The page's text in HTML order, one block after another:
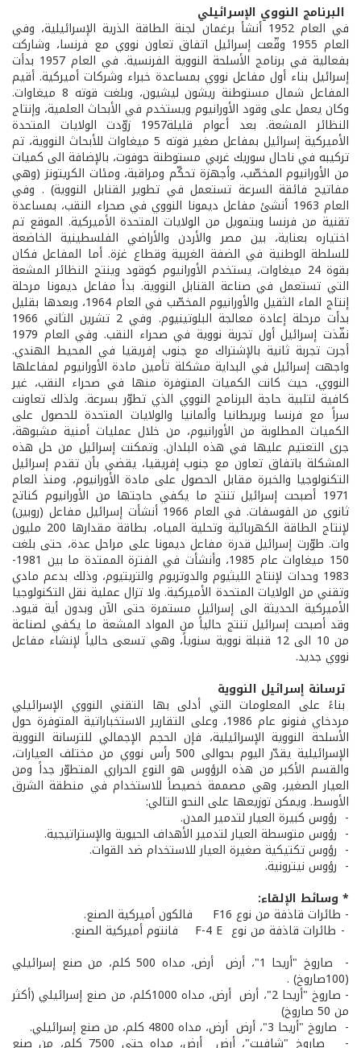
البرنامج النووي الإسرائيلي
في العام 1952 أنشأ برغمان لجنة الطاقة الذرية الإسرائيلية، وفي
العام 1955 وقّعت إسرائيل اتفاق تعاون نووي مع فرنسا، وشاركت
بفعالية في برنامج الأسلحة النووية الفرنسية. في العام 1957 بدأت
إسرائيل بناء أول مفاعل نووي بمساعدة خبراء وشركات أميركية. أقيم
المفاعل شمال مستوطنة ريشون ليشيون، وبلغت قوته 8 ميغاوات.
وكان يعمل على وقود الأورانيوم ويستخدم في الأبحاث العلمية، وإنتاج
النظائر المشعة. بعد أعوام قليلة1957 زوّدت الولايات المتحدة
الأميركية إسرائيل بمفاعل صغير قوته 5 ميغاوات للأبحاث النووية، تم
تركيبه في ناحال سوريك غربي مستوطنة حوفوت، بالإضافة الى كميات
من الأورانيوم المخصّب، وأجهزة تحكّم ومراقبة، ومئات الكريتونز (وهي
مفاتيح فائقة السرعة تستعمل في تطوير القنابل النووية) . وفي
العام 1963 أنشئ مفاعل ديمونا النووي في صحراء النقب، بمساعدة
تقنية من فرنسا وبتمويل من الولايات المتحدة الأميركية. الموقع تم
اختياره بعناية، بين مصر والأردن والأراضي الفلسطينية الخاضعة
للسلطة الوطنية في الضفة الغربية وقطاع غزة. أما المفاعل فكان
بقوة 24 ميغاوات، يستخدم الأورانيوم كوقود وينتج النظائر المشعة
التي تستعمل في صناعة القنابل النووية. بدأ مفاعل ديمونا مرحلة
إنتاج الماء الثقيل والأورانيوم المخصّب في العام 1964، وبعدها بقليل
بدأت مرحلة إعادة معالجة البلوتينيوم. وفي 2 تشرين الثاني 1966
نفّذت إسرائيل أول تجربة نووية في صحراء النقب. وفي العام 1979
أجرت تجربة ثانية بالإشتراك مع جنوب إفريقيا في المحيط الهندي.
واجهت إسرائيل في البداية مشكلة تأمين مادة الأورانيوم لمفاعلها
النووي، حيث كانت الكميات المتوفرة منها في صحراء النقب، غير
كافية لتلبية حاجة البرنامج النووي الذي تطوّر بسرعة. ولذلك تعاونت
سراً مع فرنسا وبريطانيا وألمانيا والولايات المتحدة للحصول على
الكميات المطلوبة من الأورانيوم، من خلال عمليات أمنية مشبوهة،
جرى التعتيم عليها في هذه البلدان. وتمكنت إسرائيل من حل هذه
المشكلة باتفاق تعاون مع جنوب إفريقيا، يقضي بأن تقدم إسرائيل
التكنولوجيا والخبرة مقابل الحصول على مادة الأورانيوم، ومنذ العام
1971 أصبحت إسرائيل تنتج ما يكفي حاجتها من الأورانيوم كناتج
ثانوي من الفوسفات. في العام 1966 أنشأت إسرائيل مفاعل (روبين)
لإنتاج الطاقة الكهربائية وتحلية المياه، بطاقة مقدارها 200 مليون
وات. طوّرت إسرائيل قدرة مفاعل ديمونا على مراحل عدة، حتى بلغت
150 ميغاوات عام 1985، وأنشأت في الفترة الممتدة ما بين 1981-
1983 وحدات لإنتاج الليثيوم والدوتريوم والتريتيوم، وذلك بدعم مادي
وتقني من الولايات المتحدة الأميركية. ولا تزال عملية نقل التكنولوجيا
الأميركية الحديثة الى إسرائيل مستمرة حتى الآن وبدون أية قيود.
وقد أصبحت إسرائيل تنتج حالياً من المواد المشعة ما يكفي لصناعة
من 10 الى 12 قنبلة نووية سنوياً، وهي تسعى حالياً لإنشاء مفاعل
نووي جديد.
ترسانة إسرائيل النووية
بناءً على المعلومات التي أدلى بها التقني النووي الإسرائيلي
مردخاي فنونو عام 1986، وعلى التقارير الاستخباراتية المتوفرة حول
الأسلحة النووية الإسرائيلية، فإن الحجم الإجمالي للترسانة النووية
الإسرائيلية يقدّر اليوم بحوالى 500 رأس نووي من مختلف العيارات،
والقسم الأكبر من هذه الرؤوس هو النوع الحراري المتطوّر جداً ومن
العيار الصغير، وهي مصممة خصيصاً للاستخدام في منطقة الشرق
الأوسط. ويمكن توزيعها على النحو التالي:
- ­ رؤوس كبيرة العيار لتدمير المدن.
- ­ رؤوس متوسطة العيار لتدمير الأهداف الحيوية والإستراتيجية.
- ­ رؤوس تكتيكية صغيرة العيار للاستخدام ضد القوات.
- ­ رؤوس نيترونية.
* وسائط الإلقاء:
- طائرات قاذفة من نوع F16 فالكون أميركية الصنع. ­
- طائرات قاذفة من نوع F-4 E فانتوم أميركية الصنع.
- ­ صاروخ "أريحا 1"، أرض ­ أرض، مداه 500 كلم، من صنع إسرائيلي
(100صاروخ) .
­- صاروخ "أريحا 2"، أرض ­ أرض، مداه 1000كلم، من صنع إسرائيلي (أكثر
من 50 صاروخ)
- ­ صاروخ "أريحا 3"، أرض ­ أرض، مداه 4800 كلم، من صنع إسرائيلي.
- ­ صاروخ "شافيت"، أرض ­ أرض، مداه حتى 7500 كلم، من صنع